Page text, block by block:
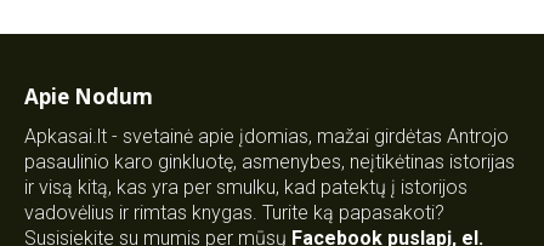
Apie Nodum
Apkasai.lt - svetainė apie įdomias, mažai girdėtas Antrojo
pasaulinio karo ginkluotę, asmenybes, neįtikėtinas istorijas
ir visą kitą, kas yra per smulku, kad patektų į istorijos
vadovėlius ir rimtas knygas. Turite ką papasakoti?
Susisiekite su mumis per mūsų Facebook puslapį, el.